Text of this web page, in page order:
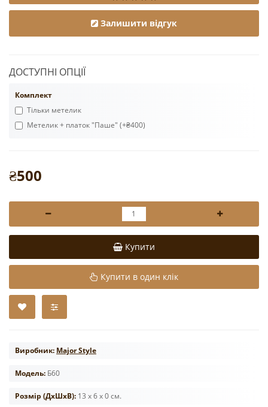
Залишити відгук
ДОСТУПНІ ОПЦІЇ
Комплект
Тільки метелик
Метелик + платок "Паше" (+₴400)
₴500
Купити
Купити в один клік
Виробник: Major Style
Модель: Б60
Розмір (ДxШxВ): 13 x 6 x 0 см.